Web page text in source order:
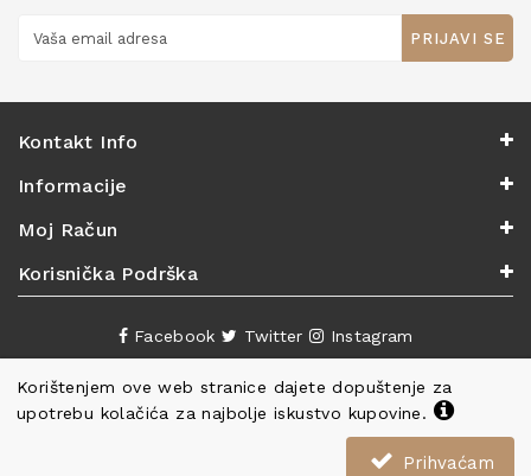
Korištenjem ove web stranice dajete dopuštenje za
upotrebu kolačića za najbolje iskustvo kupovine.
Prihvaćam
PRIJAVI SE
Kontakt Info
Informacije
Moj Račun
Korisnička Podrška
Facebook Twitter Instagram